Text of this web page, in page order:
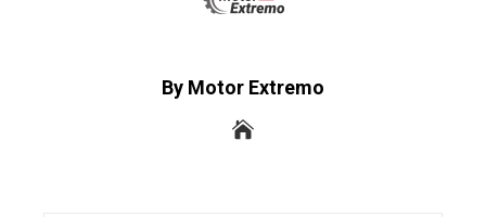
By Motor Extremo